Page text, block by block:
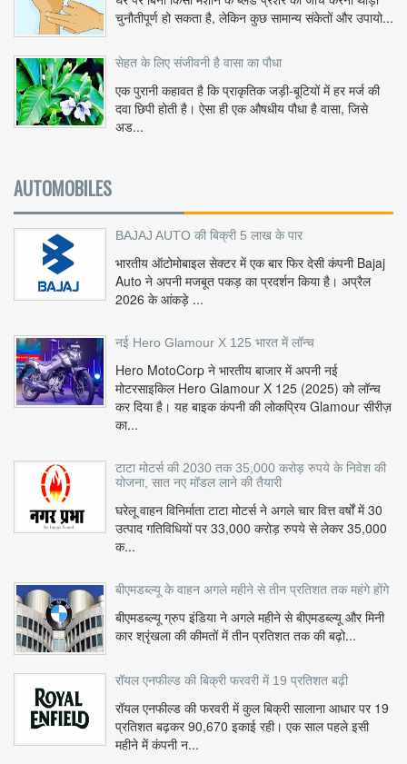
चुनौतीपूर्ण हो सकता है, लेकिन कुछ सामान्य संकेतों और उपायो...
सेहत के लिए संजीवनी है वासा का पौधा
एक पुरानी कहावत है कि प्राकृतिक जड़ी-बूटियों में हर मर्ज की
दवा छिपी होती है। ऐसा ही एक औषधीय पौधा है वासा, जिसे
अड...
AUTOMOBILES
BAJAJ AUTO की बिक्री 5 लाख के पार
भारतीय ऑटोमोबाइल सेक्टर में एक बार फिर देसी कंपनी Bajaj
Auto ने अपनी मजबूत पकड़ का प्रदर्शन किया है। अप्रैल
2026 के आंकड़े ...
नई Hero Glamour X 125 भारत में लॉन्च
Hero MotoCorp ने भारतीय बाजार में अपनी नई
मोटरसाइकिल Hero Glamour X 125 (2025) को लॉन्च
कर दिया है। यह बाइक कंपनी की लोकप्रिय Glamour सीरीज़
का...
टाटा मोटर्स की 2030 तक 35,000 करोड़ रुपये के निवेश की
योजना, सात नए मॉडल लाने की तैयारी
घरेलू वाहन विनिर्माता टाटा मोटर्स ने अगले चार वित्त वर्षों में 30
उत्पाद गतिविधियों पर 33,000 करोड़ रुपये से लेकर 35,000
क...
बीएमडब्ल्यू के वाहन अगले महीने से तीन प्रतिशत तक महंगे होंगे
बीएमडब्ल्यू ग्रुप इंडिया ने अगले महीने से बीएमडब्ल्यू और मिनी
कार श्रृंखला की कीमतों में तीन प्रतिशत तक की बढ़ो...
रॉयल एनफील्ड की बिक्री फरवरी में 19 प्रतिशत बढ़ी
रॉयल एनफील्ड की फरवरी में कुल बिक्री सालाना आधार पर 19
प्रतिशत बढ़कर 90,670 इकाई रही। एक साल पहले इसी
महीने में कंपनी न...